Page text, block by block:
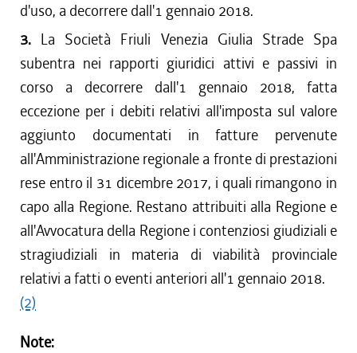
d'uso, a decorrere dall'1 gennaio 2018.
3. La Società Friuli Venezia Giulia Strade Spa
subentra nei rapporti giuridici attivi e passivi in
corso a decorrere dall'1 gennaio 2018, fatta
eccezione per i debiti relativi all'imposta sul valore
aggiunto documentati in fatture pervenute
all'Amministrazione regionale a fronte di prestazioni
rese entro il 31 dicembre 2017, i quali rimangono in
capo alla Regione. Restano attribuiti alla Regione e
all'Avvocatura della Regione i contenziosi giudiziali e
stragiudiziali in materia di viabilità provinciale
relativi a fatti o eventi anteriori all'1 gennaio 2018.
(2)
Note: